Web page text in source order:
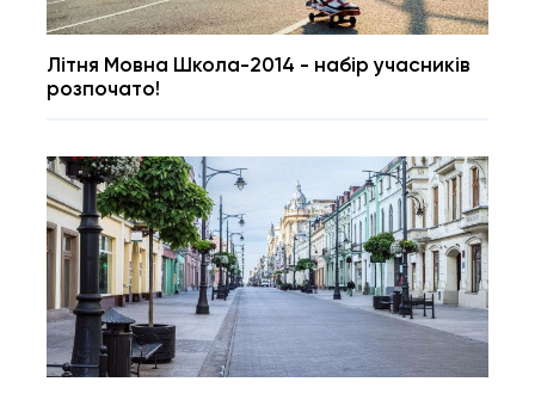
Літня Мовна Школа-2014 - набір учасників
розпочато!